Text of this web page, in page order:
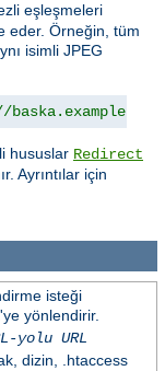
eşleşmeleri
eder. Örneğin, tüm
isimli JPEG
hususlar Redirect
Ayrıntılar için
isteği
yönlendirir.
yolu URL
dizin, .htaccess